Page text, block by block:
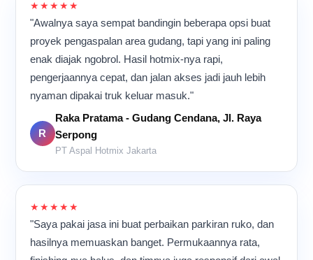
★★★★★
"Awalnya saya sempat bandingin beberapa opsi buat
proyek pengaspalan area gudang, tapi yang ini paling
enak diajak ngobrol. Hasil hotmix-nya rapi,
pengerjaannya cepat, dan jalan akses jadi jauh lebih
nyaman dipakai truk keluar masuk."
R
Raka Pratama - Gudang Cendana, Jl. Raya
Serpong
PT Aspal Hotmix Jakarta
★★★★★
"Saya pakai jasa ini buat perbaikan parkiran ruko, dan
hasilnya memuaskan banget. Permukaannya rata,